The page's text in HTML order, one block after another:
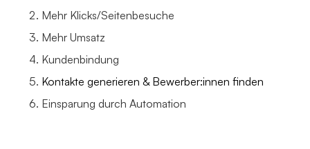
Mehr Klicks/Seitenbesuche
Mehr Umsatz
Kundenbindung
Kontakte generieren & Bewerber:innen finden
Einsparung durch Automation